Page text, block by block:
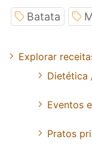
Batata
Explorar
Dietética
Eventos
Pratos